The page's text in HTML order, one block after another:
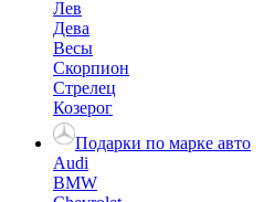
Лев
Дева
Весы
Скорпион
Стрелец
Козерог
Подарки по марке авто
Audi
BMW